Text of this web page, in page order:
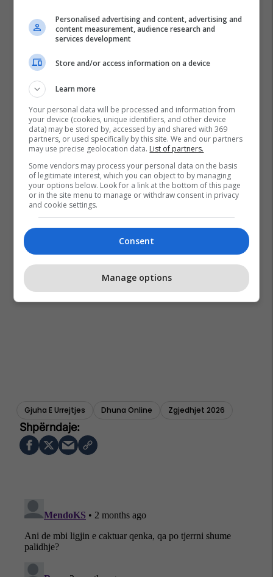
Gjuha E Urrejtjes Dhuna Online Zgjedhjet 2026
Personalised advertising and content, advertising and
content measurement, audience research and
services development
Store and/or access information on a device
Learn more
Your personal data will be processed and information from
your device (cookies, unique identifiers, and other device
data) may be stored by, accessed by and shared with 369
partners, or used specifically by this site. We and our partners
may use precise geolocation data. List of partners.
Some vendors may process your personal data on the basis
of legitimate interest, which you can object to by managing
your options below. Look for a link at the bottom of this page
or in the site menu to manage or withdraw consent in privacy
and cookie settings.
Consent
Manage options